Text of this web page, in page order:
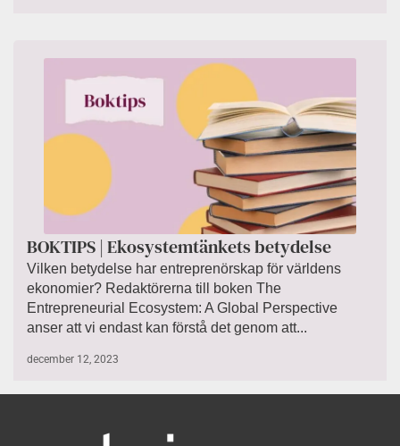
BOKTIPS | Ekosystemtänkets betydelse
Vilken betydelse har entreprenörskap för världens
ekonomier? Redaktörerna till boken The
Entrepreneurial Ecosystem: A Global Perspective
anser att vi endast kan förstå det genom att...
december 12, 2023